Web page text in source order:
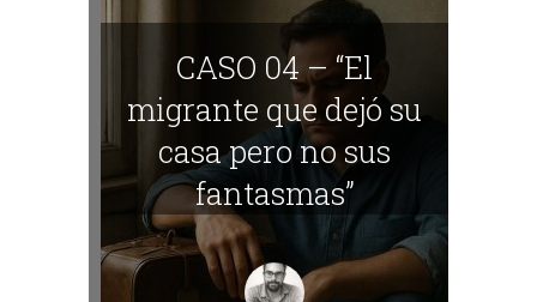
CASO 04 – “El
migrante que dejó su
casa pero no sus
fantasmas”